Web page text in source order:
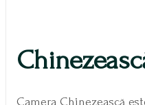
Camera Chinezească